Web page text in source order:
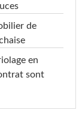
de
en
sont